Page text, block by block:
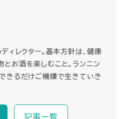
ィレクター。基本方針は、健康
お酒を楽しむこと。ランニン
きるだけご機嫌で生きていき
記事一覧